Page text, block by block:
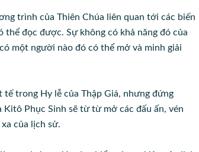
trình của Thiên Chúa liên quan tới các biến
đọc được. Sự không có khả năng đó của
một người nào đó có thể mở và minh giải
trong Hy lễ của Thập Giá, nhưng đứng
Phục Sinh sẽ từ từ mở các đấu ấn, vén
của lịch sử.